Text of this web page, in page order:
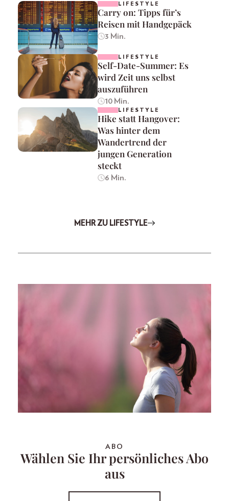
LIFESTYLE
Carry on: Tipps für’s
Reisen mit Handgepäck
3 Min.
LIFESTYLE
Self-Date-Summer: Es
wird Zeit uns selbst
auszuführen
10 Min.
LIFESTYLE
Hike statt Hangover:
Was hinter dem
Wandertrend der
jungen Generation
steckt
6 Min.
MEHR ZU LIFESTYLE
ABO
Wählen Sie Ihr persönliches Abo
aus